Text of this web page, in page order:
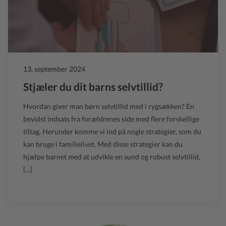
13. september 2024
Stjæler du dit barns selvtillid?
Hvordan giver man børn selvtillid med i rygsækken? En
bevidst indsats fra forældrenes side med flere forskellige
tiltag. Herunder komme vi ind på nogle strategier, som du
kan bruge i familielivet. Med disse strategier kan du
hjælpe barnet med at udvikle en sund og robust selvtillid,
[...]